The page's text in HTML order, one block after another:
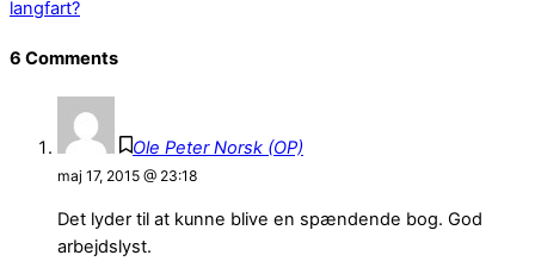
langfart?
6 Comments
Ole Peter Norsk (OP)
maj 17, 2015 @ 23:18
Det lyder til at kunne blive en spændende bog. God
arbejdslyst.